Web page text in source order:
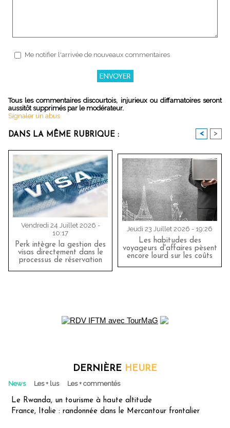
Me notifier l'arrivée de nouveaux commentaires
Tous les commentaires discourtois, injurieux ou diffamatoires seront
aussitôt supprimés par le modérateur.
Signaler un abus
DANS LA MÊME RUBRIQUE : < >
Vendredi 24 Juillet 2026 -
10:17
Perk intègre la gestion des
visas directement dans le
processus de réservation
Jeudi 23 Juillet 2026 - 19:26
Les habitudes des
voyageurs d'affaires pèsent
encore lourd sur les coûts
DERNIÈRE HEURE
News Les + lus Les + commentés
Le Rwanda, un tourisme à haute altitude
France, Italie : randonnée dans le Mercantour frontalier